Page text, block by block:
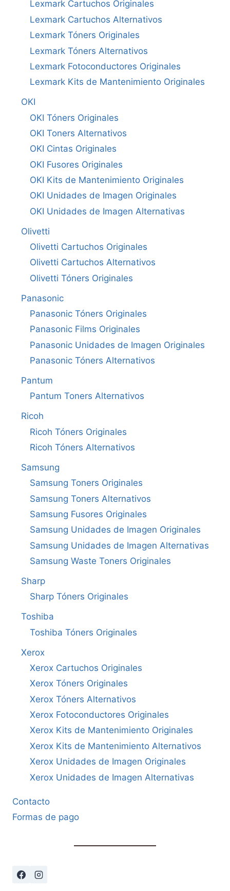
Lexmark Cartuchos Originales
Lexmark Cartuchos Alternativos
Lexmark Tóners Originales
Lexmark Tóners Alternativos
Lexmark Fotoconductores Originales
Lexmark Kits de Mantenimiento Originales
OKI
OKI Tóners Originales
OKI Toners Alternativos
OKI Cintas Originales
OKI Fusores Originales
OKI Kits de Mantenimiento Originales
OKI Unidades de Imagen Originales
OKI Unidades de Imagen Alternativas
Olivetti
Olivetti Cartuchos Originales
Olivetti Cartuchos Alternativos
Olivetti Tóners Originales
Panasonic
Panasonic Tóners Originales
Panasonic Films Originales
Panasonic Unidades de Imagen Originales
Panasonic Tóners Alternativos
Pantum
Pantum Toners Alternativos
Ricoh
Ricoh Tóners Originales
Ricoh Tóners Alternativos
Samsung
Samsung Toners Originales
Samsung Toners Alternativos
Samsung Fusores Originales
Samsung Unidades de Imagen Originales
Samsung Unidades de Imagen Alternativas
Samsung Waste Toners Originales
Sharp
Sharp Tóners Originales
Toshiba
Toshiba Tóners Originales
Xerox
Xerox Cartuchos Originales
Xerox Tóners Originales
Xerox Tóners Alternativos
Xerox Fotoconductores Originales
Xerox Kits de Mantenimiento Originales
Xerox Kits de Mantenimiento Alternativos
Xerox Unidades de Imagen Originales
Xerox Unidades de Imagen Alternativas
Contacto
Formas de pago